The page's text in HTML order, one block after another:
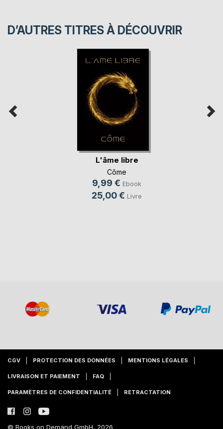
D’AUTRES TITRES À DÉCOUVRIR
L'âme libre
Côme
9,99 € Ebook
25,00 € Livre
CGV PROTECTION DES DONNÉES MENTIONS LÉGALES
LIVRAISON ET PAIEMENT FAQ
PARAMÈTRES DE CONFIDENTIALITÉ RETRACTATION
© Books on Demand GmbH, 2026